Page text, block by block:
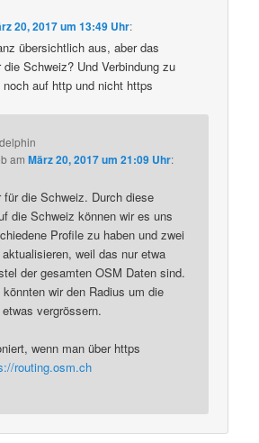
20, 2017 um 13:49 Uhr:
übersichtlich aus, aber das
Schweiz? Und Verbindung zu
auf http und nicht https
amMärz 20, 2017 um 21:09 Uhr:
die Schweiz. Durch diese
die Schweiz können wir es uns
Profile zu haben und zwei
weil das nur etwa
der gesamten OSM Daten sind.
wir den Radius um die
vergrössern.
wenn man über https
routing.osm.ch